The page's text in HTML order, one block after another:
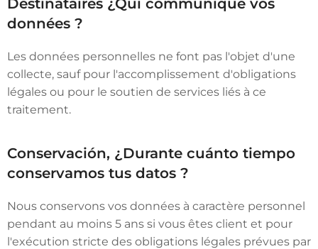
Destinataires ¿Qui communique vos
données ?
Les données personnelles ne font pas l'objet d'une
collecte, sauf pour l'accomplissement d'obligations
légales ou pour le soutien de services liés à ce
traitement.
Conservación, ¿Durante cuánto tiempo
conservamos tus datos ?
Nous conservons vos données à caractère personnel
pendant au moins 5 ans si vous êtes client et pour
l'exécution stricte des obligations légales prévues par